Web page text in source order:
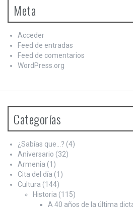
Meta
Acceder
Feed de entradas
Feed de comentarios
WordPress.org
Categorías
¿Sabías que…? (4)
Aniversario (32)
Armenia (1)
Cita del día (1)
Cultura (144)
Historia (115)
A 40 años de la última